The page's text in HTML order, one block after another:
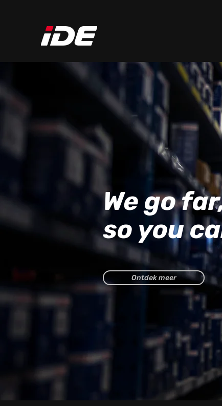
We go
so you
Ontdek meer